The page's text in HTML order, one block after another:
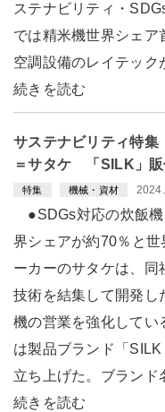
ステナビリティ・
では精米機世界シェア
空調設備のレイテッ
続きを読む
サステナビリティ特集
＝サタケ 「SILK」販
特集 機械・資材
●SDGs対応の炊飯
界シェアが約70％と世
ーカーのサタケは、同
技術を結集して開発し
機の営業を強化してい
は製品ブランド「
立ち上げた。ブラン
続きを読む